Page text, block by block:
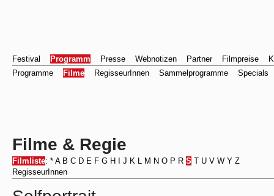
Festival Programm Presse Webnotizen Partner Filmpreise
Programme
Filme RegisseurInnen Sammelprogramme Specials
Filme & Regie
Filmliste: * A B C D E F G H J K L M N O P R S T U V W Y Z
RegisseurInnen